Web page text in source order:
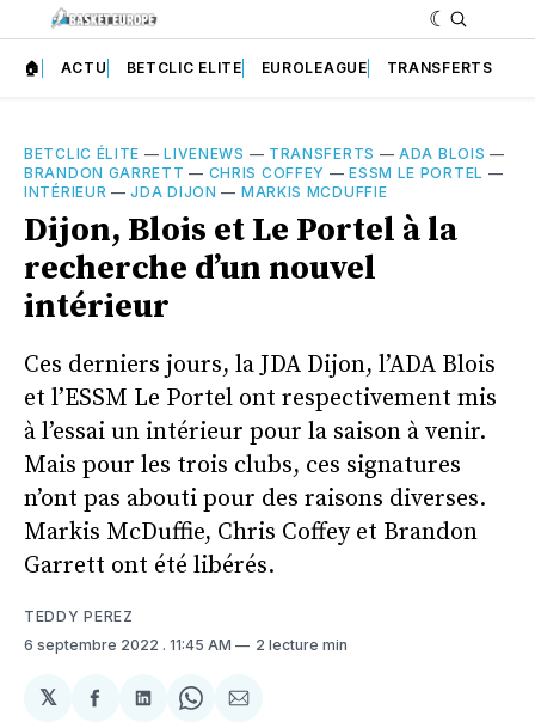
🏠 ACTU BETCLIC ELITE EUROLEAGUE TRANSFERTS
BETCLIC ÉLITE —LIVENEWS — TRANSFERTS —ADA BLOIS —
BRANDON GARRETT — CHRIS COFFEY —ESSM LE PORTEL —
INTÉRIEUR —JDA DIJON — MARKIS MCDUFFIE
Dijon, Blois et Le Portel à la
recherche d’un nouvel
intérieur
Ces derniers jours, la JDA Dijon, l’ADA Blois
et l’ESSM Le Portel ont respectivement mis
à l’essai un intérieur pour la saison à venir.
Mais pour les trois clubs, ces signatures
n’ont pas abouti pour des raisons diverses.
Markis McDuffie, Chris Coffey et Brandon
Garrett ont été libérés.
TEDDY PEREZ
6 septembre 2022 . 11:45 AM 2 lecture min
𝕏
PartagerPartager
SharePartager